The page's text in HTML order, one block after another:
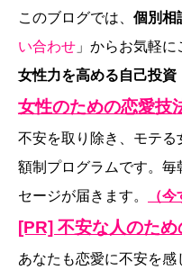
このブログでは、 個別相
い合わせ 」からお気軽に
女性力を高める自己投資
女性のための恋愛技
不安を取り除き、モテる
額制プログラムです。毎
セージが届きます。
（
[PR] 不安な人のた
あなたも恋愛に不安を